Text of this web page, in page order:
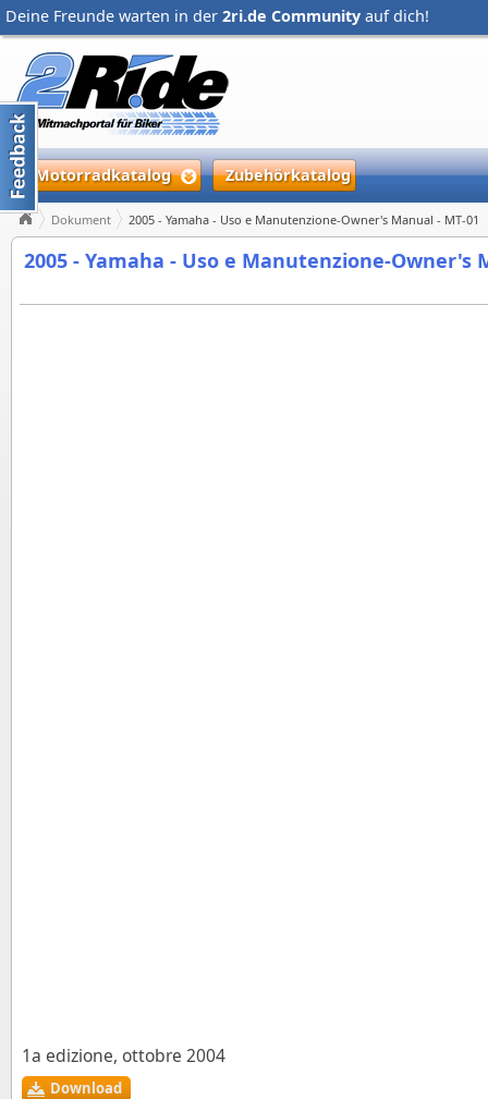
Deine Freunde warten in der 2ri.de Community auf dich!
Motorradkatalog Zubehörkatalog
Dokument 2005 - Yamaha - Uso e Manutenzione-Owner's Manual - MT-01
2005 - Yamaha - Uso e Manutenzione-Owner's
1a edizione, ottobre 2004
Download